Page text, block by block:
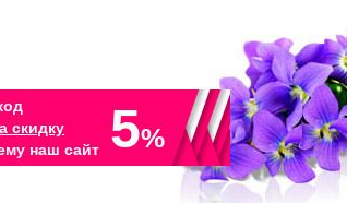
скидку
наш сайт
5%